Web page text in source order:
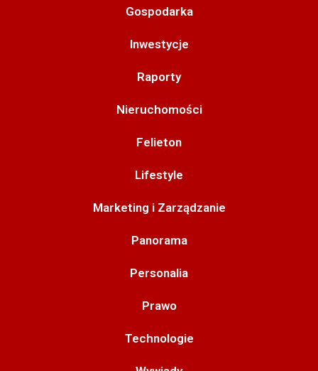
Gospodarka
Inwestycje
Raporty
Nieruchomości
Felieton
Lifestyle
Marketing i Zarządzanie
Panorama
Personalia
Prawo
Technologie